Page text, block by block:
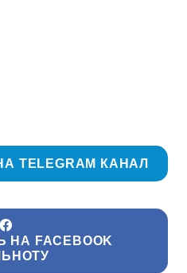
TELEGRAM КАНАЛ
НА FACEBOOK